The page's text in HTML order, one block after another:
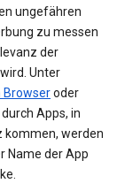
ungefähren
zu messen
der
Unter
Browseroder
Apps, in
kommen, werden
Name der App